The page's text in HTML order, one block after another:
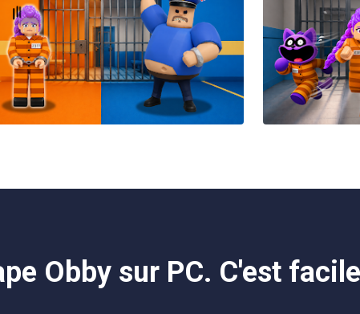
Obby sur PC. C'est